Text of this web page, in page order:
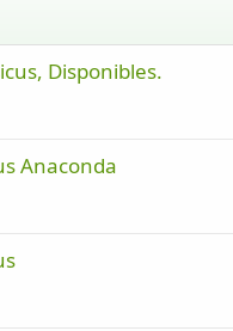
Disponibles.
Anaconda